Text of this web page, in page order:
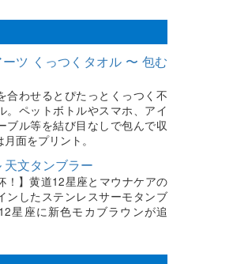
ツ くっつくタオル 〜 包む
合わせるとぴたっとくっつく不
。ペットボトルやスマホ、アイ
ブル等を結び目なしで包んで収
面をプリント。
天文タンブラー
！】黄道12星座とマウナケアの
ンしたステンレスサーモタンブ
星座に新色モカブラウンが追